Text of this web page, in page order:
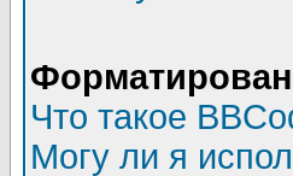
Что такое
Могу ли я